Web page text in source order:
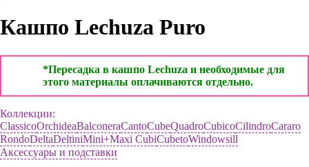
Кашпо Lechuza Puro
*Пересадка в кашпо Lechuza и необходимые для
этого материалы оплачиваются отдельно.
Коллекции:
ClassicoOrchideaBalconeraCantoCubeQuadroCubicoCilindroCararo
RondoDeltaDeltiniMini+Maxi CubiСubetoWindowsill
Аксессуары и подставки